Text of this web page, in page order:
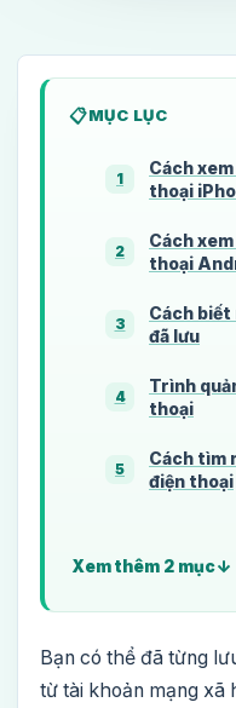
MỤC LỤC
1
Cách
thoại
2
Cách
thoại
3
Cách biết
đã lưu
4
Trình
thoại
5
Cách tìm
điện thoại
Xem thêm 2 mục
Bạn có thể đã từng
từ tài khoản mạng xã